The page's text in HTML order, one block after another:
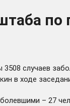
случаев
в ходе
– 27